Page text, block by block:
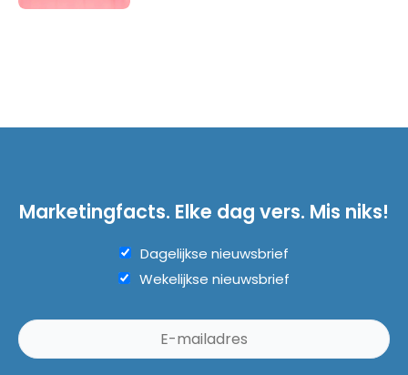
Marketingfacts. Elke dag vers. Mis niks!
Dagelijkse nieuwsbrief
Wekelijkse nieuwsbrief